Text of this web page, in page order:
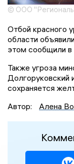
© ООО
Отбой красного
области
этом сообщили
Также угроза
Долгоруковский
сохраняется
Автор:
Алена